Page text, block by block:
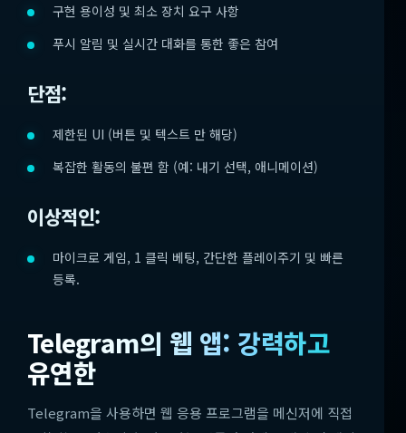
구현 용이성 및 최소 장치 요구 사항
푸시 알림 및 실시간 대화를 통한 좋은 참여
단점:
제한된 UI (버튼 및 텍스트 만 해당)
복잡한 활동의 불편 함 (예: 내기 선택, 애니메이션)
이상적인:
마이크로 게임, 1 클릭 베팅, 간단한 플레이주기 및 빠른
등록.
Telegram의 웹 앱: 강력하고
유연한
Telegram을 사용하면 웹 응용 프로그램을 메신저에 직접